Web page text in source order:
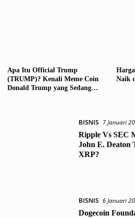
Apa Itu Official Trump
(TRUMP)? Kenali Meme Coin
Donald Trump yang Sedang
Naik
BISNIS 7 Januari
Ripple Vs SEC
John E. Deaton
XRP?
BISNIS 6 Januari
Dogecoin